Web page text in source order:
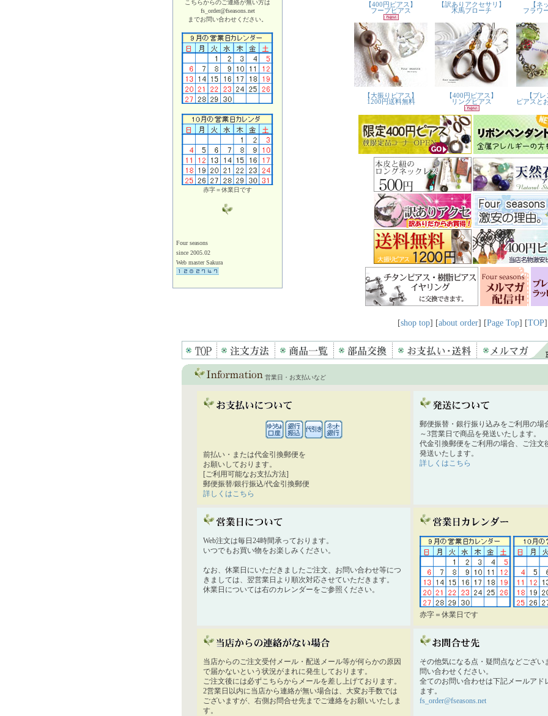
こちらからのご連絡が無い方は
fs_order@fseasons.net
までお問い合わせください。
赤字＝休業日です
Four seasons
since 2005.02
Web master Sakura
[shop top] [about order] [Page Top] [TOP]
営業日・お支払いなど
前払い・または代金引換郵便を
お願いしております。
[ご利用可能なお支払方法]
郵便振替/銀行振込/代金引換郵便
詳しくはこちら
郵便振替・銀行振り込みをご利用の場
～3営業日で商品を発送いたします。
代金引換郵便をご利用の場合、ご注文
発送いたします。
詳しくはこちら
Web注文は毎日24時間承っております。
いつでもお買い物をお楽しみください。
なお、休業日にいただきましたご注文、お問い合わせ等につ
きましては、翌営業日より順次対応させていただきます。
休業日については右のカレンダーをご参照ください。
赤字＝休業日です
当店からのご注文受付メール・配送メール等が何らかの原因
で届かないという状況がまれに発生しております。
ご注文後には必ずこちらからメールを差し上げております。
2営業日以内に当店から連絡が無い場合は、大変お手数では
ございますが、右側お問合せ先までご連絡をお願いいたしま
す。
その他気になる点・疑問点などござい
問い合わせください。
全てのお問い合わせは下記メールアド
ます。
fs_order@fseasons.net